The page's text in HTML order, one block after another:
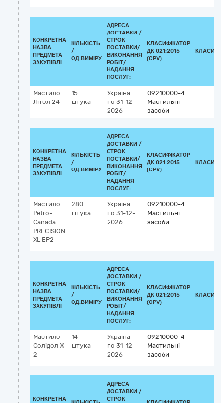
КОНКРЕТНА
НАЗВА
ПРЕДМЕТА
ЗАКУПІВЛІ
КІЛЬКІСТЬ
/
ОД.ВИМІРУ
АДРЕСА
ДОСТАВКИ /
СТРОК
ПОСТАВКИ/
ВИКОНАННЯ
РОБІТ/
НАДАННЯ
ПОСЛУГ:
КЛАСИФІКАТОР
ДК 021:2015
(CPV)
Мастило
Літол 24
15
штука
Україна
по 31-12-
2026
09210000-4
Мастильні
засоби
КОНКРЕТНА
НАЗВА
ПРЕДМЕТА
ЗАКУПІВЛІ
КІЛЬКІСТЬ
/
ОД.ВИМІРУ
АДРЕСА
ДОСТАВКИ /
СТРОК
ПОСТАВКИ/
ВИКОНАННЯ
РОБІТ/
НАДАННЯ
ПОСЛУГ:
КЛАСИФІКАТОР
ДК 021:2015
(CPV)
Мастило
Petro-
Canada
PRECISION
XL EP2
280
штука
Україна
по 31-12-
2026
09210000-4
Мастильні
засоби
КОНКРЕТНА
НАЗВА
ПРЕДМЕТА
ЗАКУПІВЛІ
КІЛЬКІСТЬ
/
ОД.ВИМІРУ
АДРЕСА
ДОСТАВКИ /
СТРОК
ПОСТАВКИ/
ВИКОНАННЯ
РОБІТ/
НАДАННЯ
ПОСЛУГ:
КЛАСИФІКАТОР
ДК 021:2015
(CPV)
Мастило
Солідол Ж
2
14
штука
Україна
по 31-12-
2026
09210000-4
Мастильні
засоби
КОНКРЕТНА
АДРЕСА
ДОСТАВКИ /
СТРОК